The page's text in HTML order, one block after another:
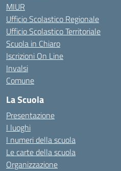
MIUR
Ufficio Scolastico Regionale
Ufficio Scolastico Territoriale
Scuola in Chiaro
Iscrizioni On Line
Invalsi
Comune
La Scuola
Presentazione
I luoghi
I numeri della scuola
Le carte della scuola
Organizzazione